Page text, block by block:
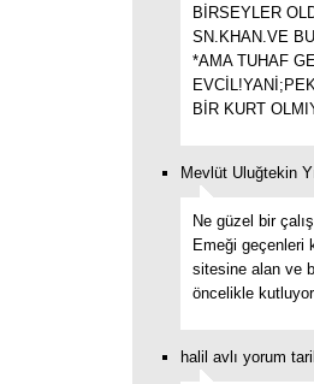
BİRSEYLER
SN.KHAN.VE
*AMA TUHAF
BİR KURT
Mevlüt Uluğtekin
Ne güzel bir
Emeği geçenleri
sitesine alan ve
öncelikle
halil avlı yorum